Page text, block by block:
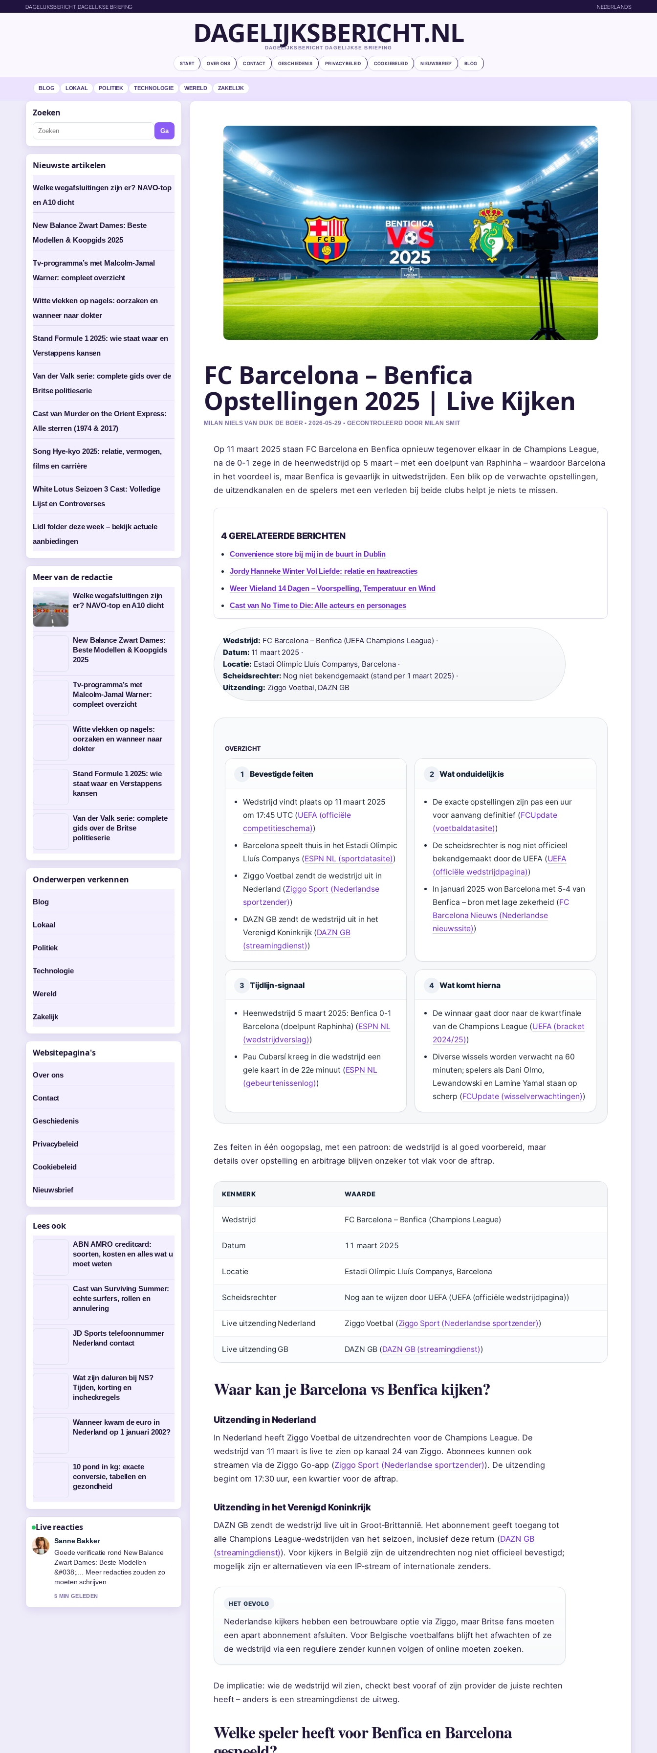
DAGELIJKSBERICHT DAGELIJKSE BRIEFING NEDERLANDS
DAGELIJKSBERICHT.NL
DAGELIJKSBERICHT DAGELIJKSE BRIEFING
START OVER ONS CONTACT GESCHIEDENIS PRIVACYBELEID COOKIEBELEID NIEUWSBRIEF BLOG
BLOG LOKAAL POLITIEK TECHNOLOGIE WERELD ZAKELIJK
FC Barcelona – Benfica
Opstellingen 2025 | Live Kijken
MILAN NIELS VAN DIJK DE BOER • 2026-05-29 • GECONTROLEERD DOOR MILAN SMIT
Op 11 maart 2025 staan FC Barcelona en Benfica opnieuw tegenover elkaar in de Champions League,
na de 0-1 zege in de heenwedstrijd op 5 maart – met een doelpunt van Raphinha – waardoor Barcelona
in het voordeel is, maar Benfica is gevaarlijk in uitwedstrijden. Een blik op de verwachte opstellingen,
de uitzendkanalen en de spelers met een verleden bij beide clubs helpt je niets te missen.
4 GERELATEERDE BERICHTEN
Convenience store bij mij in de buurt in Dublin
Jordy Hanneke Winter Vol Liefde: relatie en haatreacties
Weer Vlieland 14 Dagen – Voorspelling, Temperatuur en Wind
Cast van No Time to Die: Alle acteurs en personages
Wedstrijd: FC Barcelona – Benfica (UEFA Champions League) ·
Datum: 11 maart 2025 ·
Locatie: Estadi Olímpic Lluís Companys, Barcelona ·
Scheidsrechter: Nog niet bekendgemaakt (stand per 1 maart 2025) ·
Uitzending: Ziggo Voetbal, DAZN GB
OVERZICHT
1 Bevestigde feiten
Wedstrijd vindt plaats op 11 maart 2025
om 17:45 UTC (UEFA (officiële
competitieschema))
Barcelona speelt thuis in het Estadi Olímpic
Lluís Companys (ESPN NL (sportdatasite))
Ziggo Voetbal zendt de wedstrijd uit in
Nederland (Ziggo Sport (Nederlandse
sportzender))
DAZN GB zendt de wedstrijd uit in het
Verenigd Koninkrijk (DAZN GB
(streamingdienst))
2 Wat onduidelijk is
De exacte opstellingen zijn pas een uur
voor aanvang definitief (FCUpdate
(voetbaldatasite))
De scheidsrechter is nog niet officieel
bekendgemaakt door de UEFA (UEFA
(officiële wedstrijdpagina))
In januari 2025 won Barcelona met 5‑4 van
Benfica – bron met lage zekerheid (FC
Barcelona Nieuws (Nederlandse
nieuwssite))
3 Tijdlijn-signaal
Heenwedstrijd 5 maart 2025: Benfica 0-1
Barcelona (doelpunt Raphinha) (ESPN NL
(wedstrijdverslag))
Pau Cubarsí kreeg in die wedstrijd een
gele kaart in de 22e minuut (ESPN NL
(gebeurtenissenlog))
4 Wat komt hierna
De winnaar gaat door naar de kwartfinale
van de Champions League (UEFA (bracket
2024/25))
Diverse wissels worden verwacht na 60
minuten; spelers als Dani Olmo,
Lewandowski en Lamine Yamal staan op
scherp (FCUpdate (wisselverwachtingen))
Zes feiten in één oogopslag, met een patroon: de wedstrijd is al goed voorbereid, maar
details over opstelling en arbitrage blijven onzeker tot vlak voor de aftrap.
KENMERK WAARDE
Wedstrijd FC Barcelona – Benfica (Champions League)
Datum 11 maart 2025
Locatie Estadi Olímpic Lluís Companys, Barcelona
Scheidsrechter Nog aan te wijzen door UEFA (UEFA (officiële wedstrijdpagina))
Live uitzending Nederland Ziggo Voetbal (Ziggo Sport (Nederlandse sportzender))
Live uitzending GB DAZN GB (DAZN GB (streamingdienst))
Waar kan je Barcelona vs Benfica kijken?
Uitzending in Nederland
In Nederland heeft Ziggo Voetbal de uitzendrechten voor de Champions League. De
wedstrijd van 11 maart is live te zien op kanaal 24 van Ziggo. Abonnees kunnen ook
streamen via de Ziggo Go-app (Ziggo Sport (Nederlandse sportzender)). De uitzending
begint om 17:30 uur, een kwartier voor de aftrap.
Uitzending in het Verenigd Koninkrijk
DAZN GB zendt de wedstrijd live uit in Groot‑Brittannië. Het abonnement geeft toegang tot
alle Champions League‑wedstrijden van het seizoen, inclusief deze return (DAZN GB
(streamingdienst)). Voor kijkers in België zijn de uitzendrechten nog niet officieel bevestigd;
mogelijk zijn er alternatieven via een IP‑stream of internationale zenders.
HET GEVOLG
Nederlandse kijkers hebben een betrouwbare optie via Ziggo, maar Britse fans moeten
een apart abonnement afsluiten. Voor Belgische voetbalfans blijft het afwachten of ze
de wedstrijd via een reguliere zender kunnen volgen of online moeten zoeken.
De implicatie: wie de wedstrijd wil zien, checkt best vooraf of zijn provider de juiste rechten
heeft – anders is een streamingdienst de uitweg.
Welke speler heeft voor Benfica en Barcelona
Zoeken
Ga
Nieuwste artikelen
Welke wegafsluitingen zijn er? NAVO-top
en A10 dicht
New Balance Zwart Dames: Beste
Modellen & Koopgids 2025
Tv-programma’s met Malcolm-Jamal
Warner: compleet overzicht
Witte vlekken op nagels: oorzaken en
wanneer naar dokter
Stand Formule 1 2025: wie staat waar en
Verstappens kansen
Van der Valk serie: complete gids over de
Britse politieserie
Cast van Murder on the Orient Express:
Alle sterren (1974 & 2017)
Song Hye-kyo 2025: relatie, vermogen,
films en carrière
White Lotus Seizoen 3 Cast: Volledige
Lijst en Controverses
Lidl folder deze week – bekijk actuele
aanbiedingen
Meer van de redactie
Welke wegafsluitingen zijn
er? NAVO-top en A10 dicht
New Balance Zwart Dames:
Beste Modellen & Koopgids
2025
Tv-programma’s met
Malcolm-Jamal Warner:
compleet overzicht
Witte vlekken op nagels:
oorzaken en wanneer naar
dokter
Stand Formule 1 2025: wie
staat waar en Verstappens
kansen
Van der Valk serie: complete
gids over de Britse
politieserie
Onderwerpen verkennen
Blog
Lokaal
Politiek
Technologie
Wereld
Zakelijk
Websitepagina's
Over ons
Contact
Geschiedenis
Privacybeleid
Cookiebeleid
Nieuwsbrief
Lees ook
ABN AMRO creditcard:
soorten, kosten en alles wat u
moet weten
Cast van Surviving Summer:
echte surfers, rollen en
annulering
JD Sports telefoonnummer
Nederland contact
Wat zijn daluren bij NS?
Tijden, korting en
incheckregels
Wanneer kwam de euro in
Nederland op 1 januari 2002?
10 pond in kg: exacte
conversie, tabellen en
gezondheid
Live reacties
Daan Smit
Sterke duiding rond Tv-
programma&#8217;s met Malcolm-
Jamal Warner: compleet overzicht. Dit
is de duidelijkste samenvatting die ik